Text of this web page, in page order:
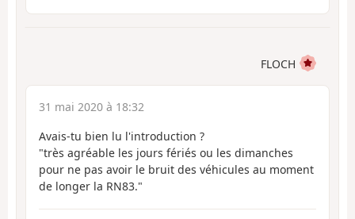
FLOCH
31 mai 2020 à 18:32
Avais-tu bien lu l'introduction ?
"très agréable les jours fériés ou les dimanches
pour ne pas avoir le bruit des véhicules au moment
de longer la RN83."